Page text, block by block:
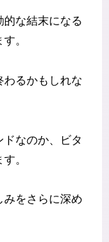
的な結末になる
。
わるかもしれな
なのか、ビタ
。
みをさらに深め